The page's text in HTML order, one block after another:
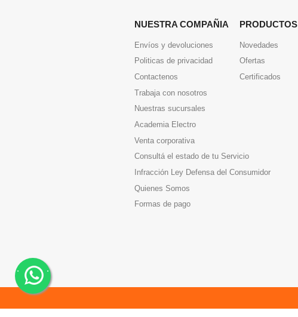
NUESTRA COMPAÑIA
Envíos y devoluciones
Politicas de privacidad
Contactenos
Trabaja con nosotros
Nuestras sucursales
Academia Electro
Venta corporativa
Consultá el estado de tu Servicio
Infracción Ley Defensa del Consumidor
Quienes Somos
Formas de pago
PRODUCTOS
Novedades
Ofertas
Certificados
. .